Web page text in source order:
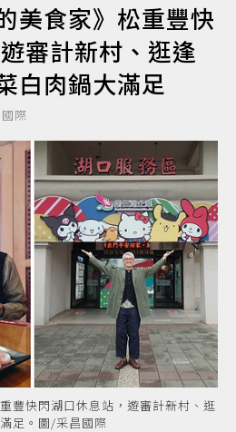
美食家》松重豐快
審計新村、逛逢
白肉鍋大滿足
際
豐快閃湖口休息站，遊審計新村、逛
足。圖/采昌國際